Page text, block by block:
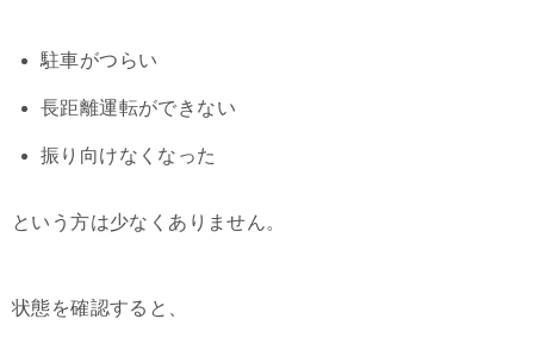
駐車がつらい
長距離運転ができない
振り向けなくなった
という方は少なくありません。
状態を確認すると、